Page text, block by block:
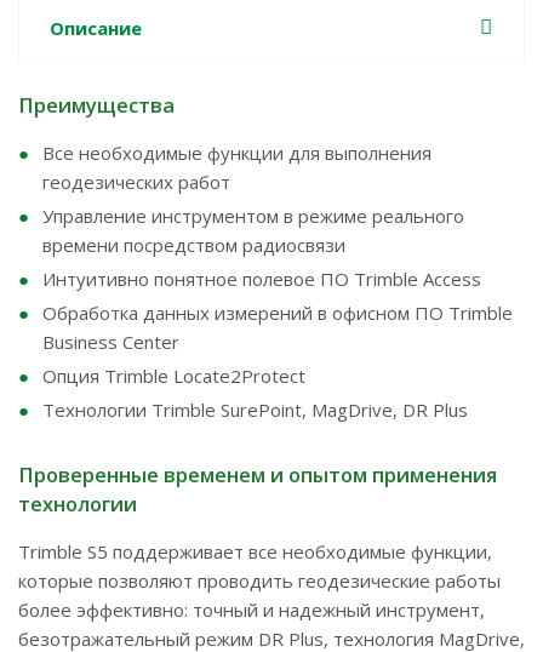
Описание
Преимущества
Все необходимые функции для выполнения
геодезических работ
Управление инструментом в режиме реального
времени посредством радиосвязи
Интуитивно понятное полевое ПО Trimble Access
Обработка данных измерений в офисном ПО Trimble
Business Center
Опция Trimble Locate2Protect
Технологии Trimble SurePoint, MagDrive, DR Plus
Проверенные временем и опытом применения
технологии
Trimble S5 поддерживает все необходимые функции,
которые позволяют проводить геодезические работы
более эффективно: точный и надежный инструмент,
безотражательный режим DR Plus, технология MagDrive,